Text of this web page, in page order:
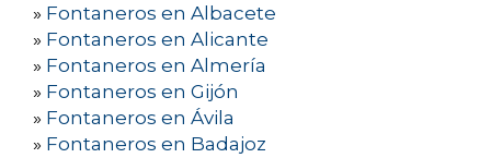
» Fontaneros en Albacete
» Fontaneros en Alicante
» Fontaneros en Almería
» Fontaneros en Gijón
» Fontaneros en Ávila
» Fontaneros en Badajoz